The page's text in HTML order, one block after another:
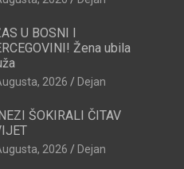
U BOSNI I
Žena ubila
2026 Dejan
ŠOKIRALI ČITAV
2026 Dejan